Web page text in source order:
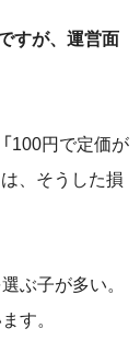
すが、運営面
100円で定価が
、そうした損
ぶ子が多い。
す。